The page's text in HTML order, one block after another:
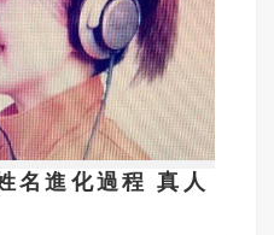
名進化過程 真人